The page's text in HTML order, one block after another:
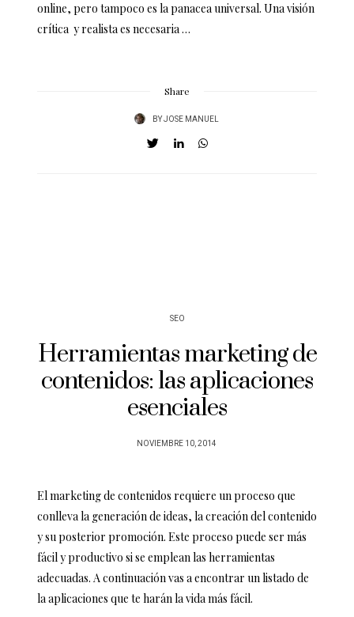
online, pero tampoco es la panacea universal. Una visión
crítica y realista es necesaria …
Share
BYJOSE MANUEL
SEO
Herramientas marketing de
contenidos: las aplicaciones
esenciales
POSTED
NOVIEMBRE 10, 2014
El marketing de contenidos requiere un proceso que
conlleva la generación de ideas, la creación del contenido
y su posterior promoción. Este proceso puede ser más
fácil y productivo si se emplean las herramientas
adecuadas. A continuación vas a encontrar un listado de
la aplicaciones que te harán la vida más fácil.